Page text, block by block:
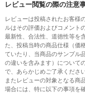
猫壱 バリバリパッド
ワイド付
レビュー閲覧の際の注意
レビューは投稿されたお客様
ルはその評価およびコメント
最新性、合法性、道徳性等を
た、投稿当時の商品仕様（価
ていたり、当商品のサンプル
の違いを含みます）について
で、あらかじめご了承ください
またレビューの対象となる商
場合には、特に以下の事項を